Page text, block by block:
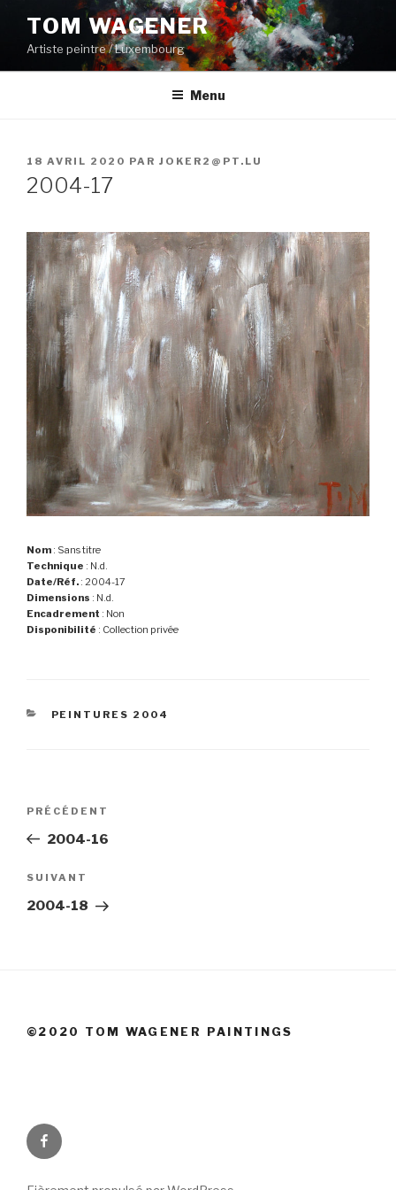
contenu
principal
TOM WAGENER
Artiste peintre / Luxembourg
Menu
PUBLIÉ
LE
18 AVRIL 2020 PAR JOKER2@PT.LU
2004-17
Nom : Sans titre
Technique : N.d.
Date/Réf. : 2004-17
Dimensions : N.d.
Encadrement : Non
Disponibilité : Collection privée
CATÉGORIES
PEINTURES 2004
Navigation
l’article
Article
précédent
PRÉCÉDENT
2004-16
Article
suivant
SUIVANT
2004-18
©2020 TOM WAGENER PAINTINGS
Facebook